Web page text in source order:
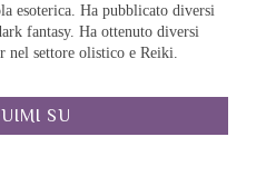
esoterica. Ha pubblicato diversi
fantasy. Ha ottenuto diversi
nel settore olistico e Reiki.
SU